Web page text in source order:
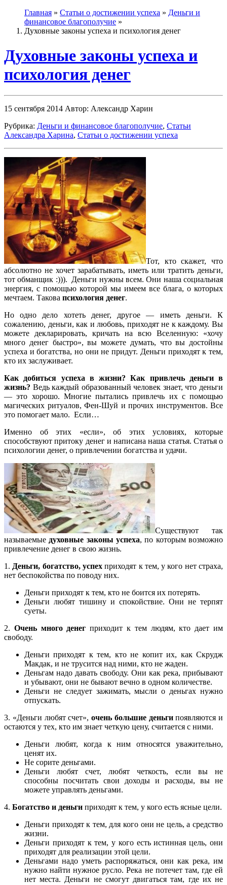
Главная » Статьи о достижении успеха » Деньги и
финансовое благополучие »
Духовные законы успеха и психология денег
Духовные законы успеха и
психология денег
15 сентября 2014 Автор: Александр Харин
Рубрика: Деньги и финансовое благополучие, Статьи
Александра Харина, Статьи о достижении успеха
Тот, кто скажет, что
абсолютно не хочет зарабатывать, иметь или тратить деньги,
тот обманщик :))). Деньги нужны всем. Они наша социальная
энергия, с помощью которой мы имеем все блага, о которых
мечтаем. Такова психология денег.
Но одно дело хотеть денег, другое — иметь деньги. К
сожалению, деньги, как и любовь, приходят не к каждому. Вы
можете декларировать, кричать на всю Вселенную: «хочу
много денег быстро», вы можете думать, что вы достойны
успеха и богатства, но они не придут. Деньги приходят к тем,
кто их заслуживает.
Как добиться успеха в жизни? Как привлечь деньги в
жизнь? Ведь каждый образованный человек знает, что деньги
— это хорошо. Многие пытались привлечь их с помощью
магических ритуалов, Фен-Шуй и прочих инструментов. Все
это помогает мало. Если…
Именно об этих «если», об этих условиях, которые
способствуют притоку денег и написана наша статья. Статья о
психологии денег, о привлечении богатства и удачи.
Существуют так
называемые духовные законы успеха, по которым возможно
привлечение денег в свою жизнь.
1. Деньги, богатство, успехприходят к тем, у кого нет страха,
нет беспокойства по поводу них.
Деньги приходят к тем, кто не боится их потерять.
Деньги любят тишину и спокойствие. Они не терпят
суеты.
2. Очень много денег приходит к тем людям, кто дает им
свободу.
Деньги приходят к тем, кто не копит их, как Скрудж
Макдак, и не трусится над ними, кто не жаден.
Деньгам надо давать свободу. Они как река, прибывают
и убывают, они не бывают вечно в одном количестве.
Деньги не следует зажимать, мысли о деньгах нужно
отпускать.
3. «Деньги любят счет», очень большие деньгипоявляются и
остаются у тех, кто им знает четкую цену, считается с ними.
Деньги любят, когда к ним относятся уважительно,
ценят их.
Не сорите деньгами.
Деньги любят счет, любят четкость, если вы не
способны посчитать свои доходы и расходы, вы не
можете управлять деньгами.
4. Богатство и деньги приходят к тем, у кого есть ясные цели.
Деньги приходят к тем, для кого они не цель, а средство
жизни.
Деньги приходят к тем, у кого есть истинная цель, они
приходят для реализации этой цели.
Деньгами надо уметь распоряжаться, они как река, им
нужно найти нужное русло. Река не потечет там, где ей
нет места. Деньги не смогут двигаться там, где их не